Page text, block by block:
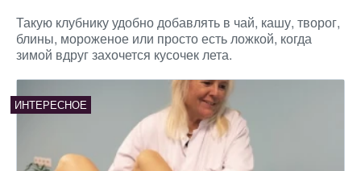
Такую клубнику удобно добавлять в чай, кашу, творог,
блины, мороженое или просто есть ложкой, когда
зимой вдруг захочется кусочек лета.